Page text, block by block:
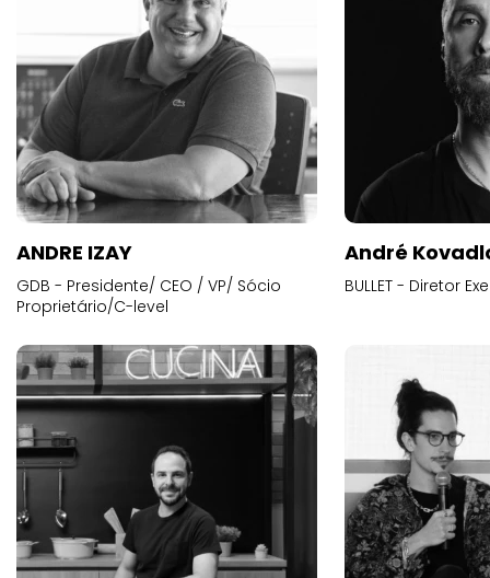
ANDRE IZAY
GDB - Presidente/ CEO / VP/ Sócio
Proprietário/C-level
André
BULLET - Diretor